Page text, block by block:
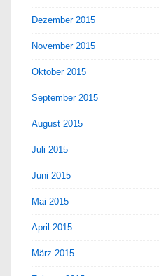
Dezember 2015
November 2015
Oktober 2015
September 2015
August 2015
Juli 2015
Juni 2015
Mai 2015
April 2015
März 2015